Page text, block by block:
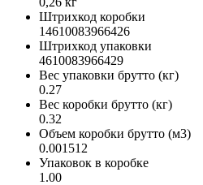
Штрихкод коробки
14610083966426
Штрихкод упаковки
4610083966429
Вес упаковки брутто (кг)
0.27
Вес коробки брутто (кг)
0.32
Объем коробки брутто (м3)
0.001512
Упаковок в коробке
1.00